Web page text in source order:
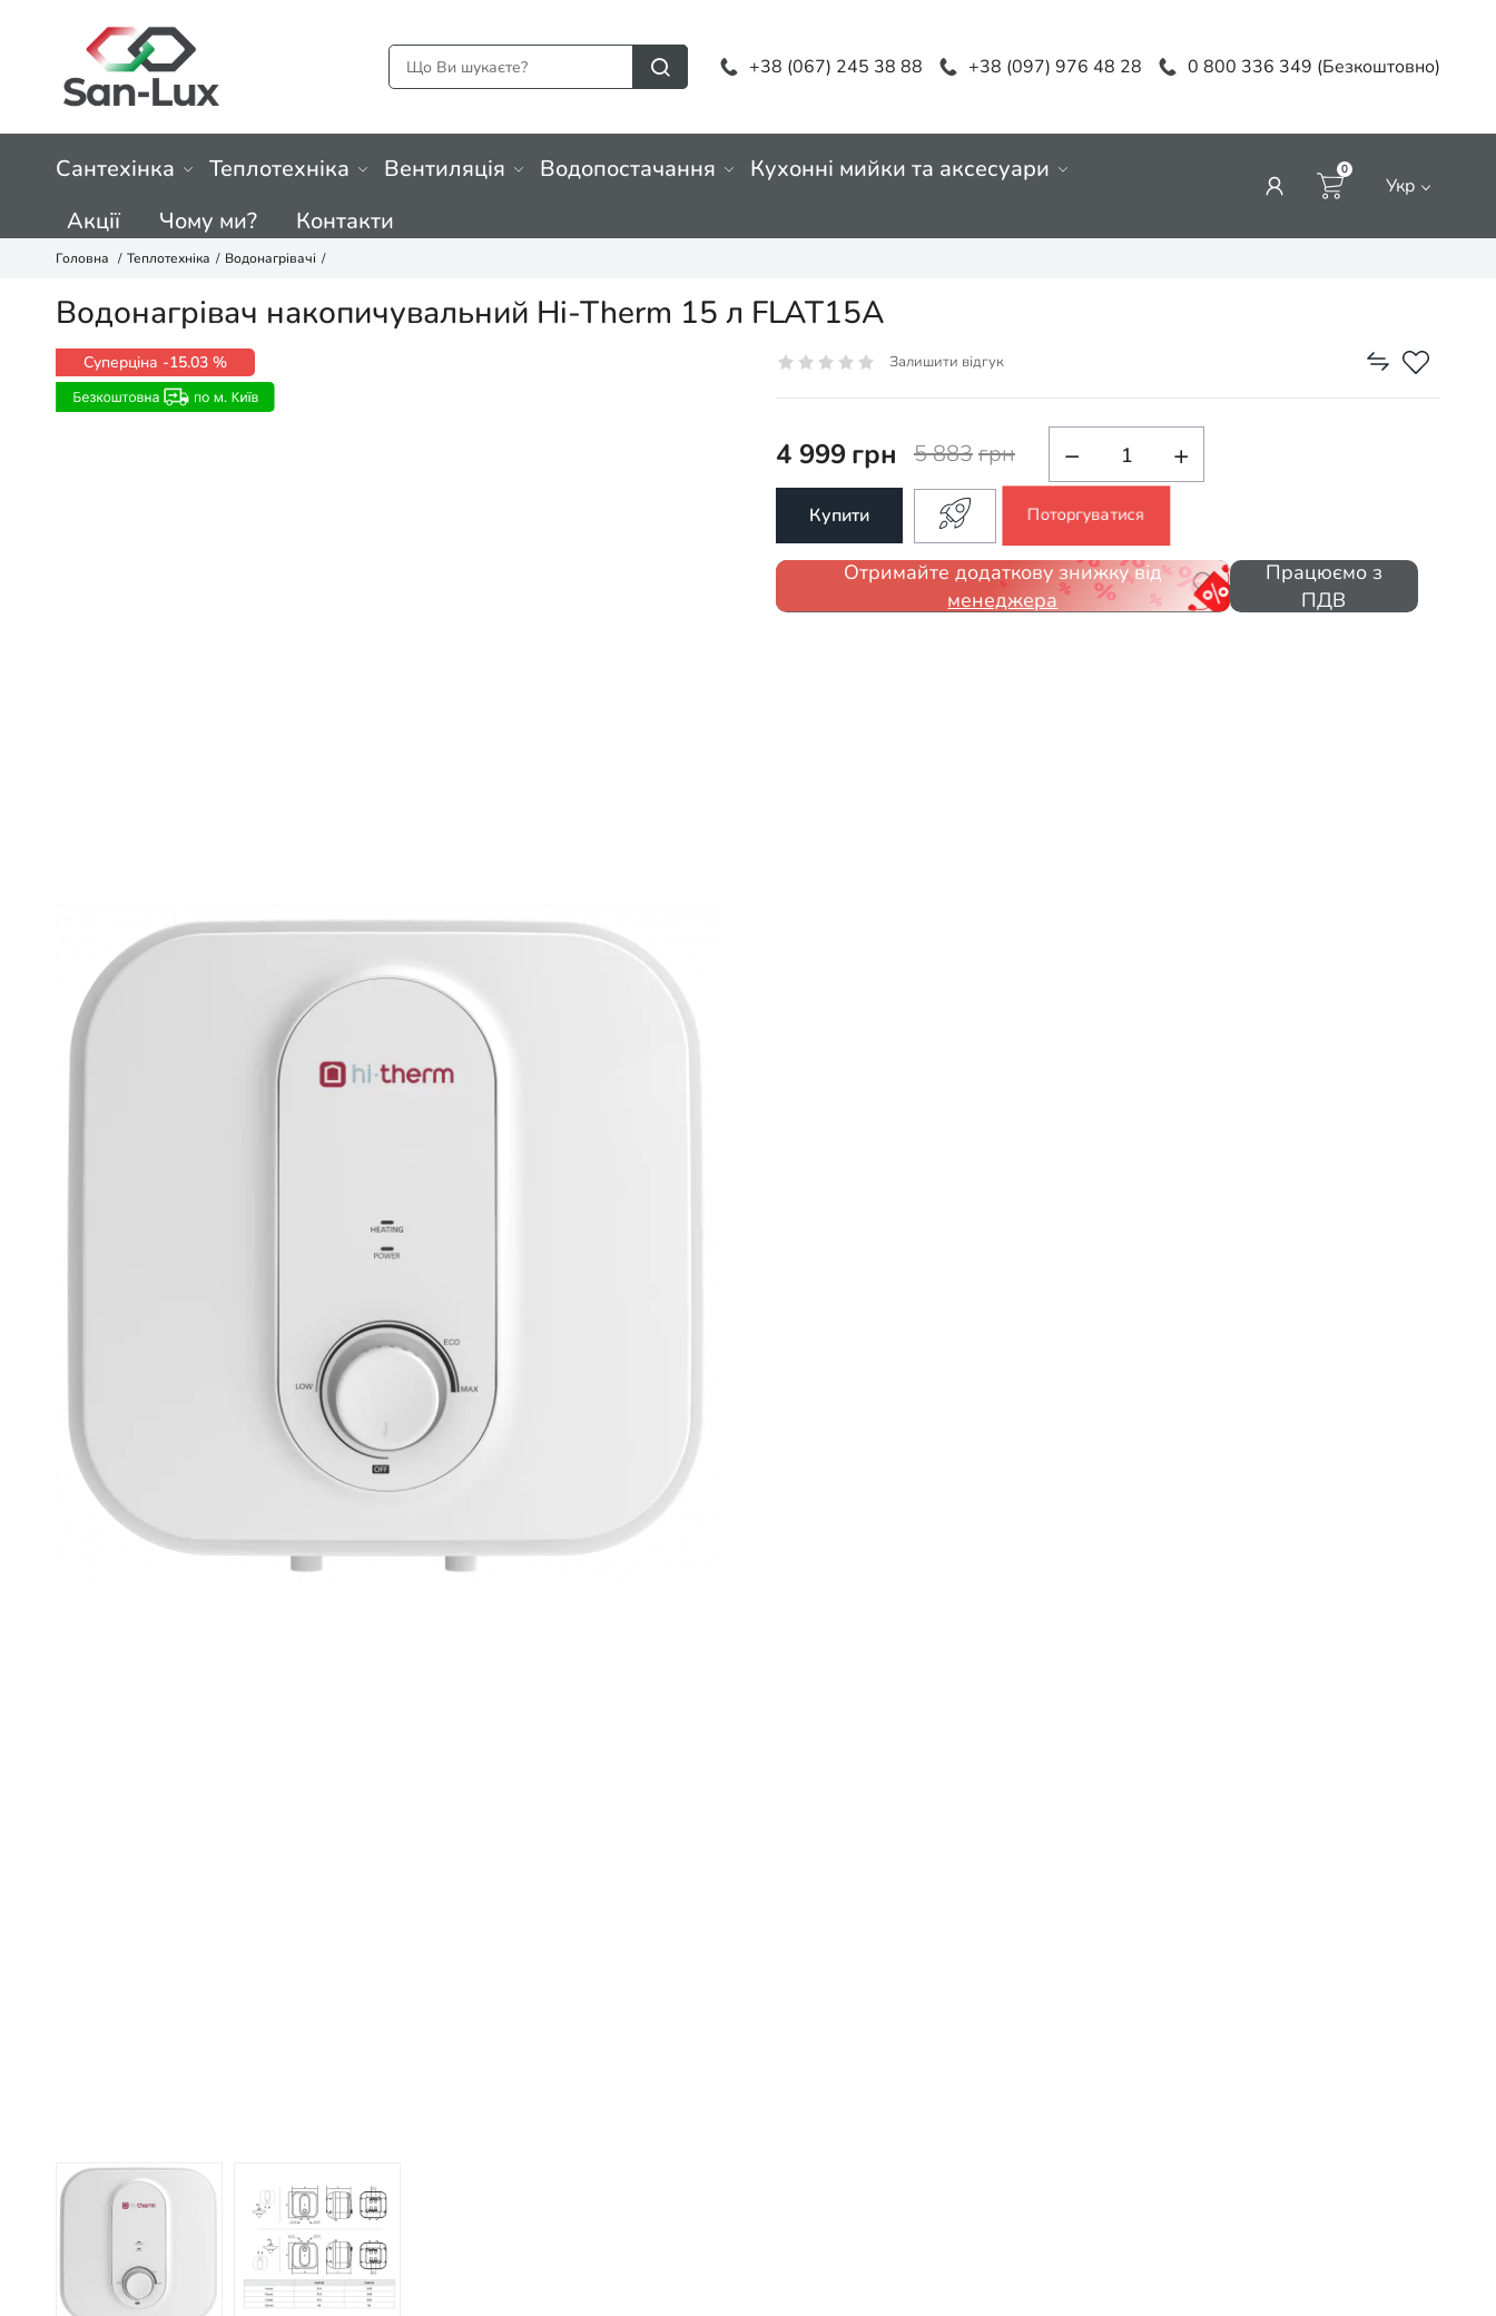
+38 (067) 245 38 88 +38 (097) 976 48 28 0 800 336 349 (Безкоштовно)
Сантехінка Теплотехніка Вентиляція Водопостачання
Кухонні мийки та аксесуари
Акції
Чому ми? Контакти
0
Укр
Головна Теплотехніка Водонагрівачі
Водонагрівач накопичувальний Hi-Therm 15 л FLAT15A
Суперціна -15.03 % Залишити відгук
4 999грн 5 883грн − +
Купити Поторгуватися
Отримайте додаткову знижку від
менеджера
Працюємо з
ПДВ